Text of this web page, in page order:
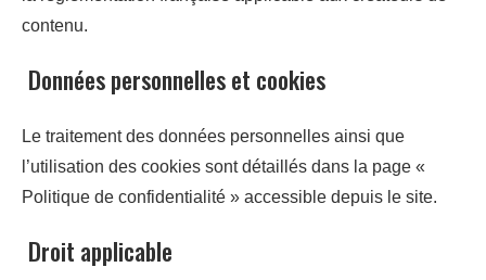
contenu.
Données personnelles et cookies
Le traitement des données personnelles ainsi que
l’utilisation des cookies sont détaillés dans la page «
Politique de confidentialité » accessible depuis le site.
Droit applicable